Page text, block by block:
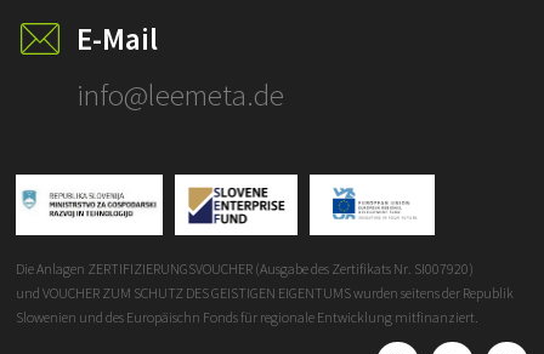
E-Mail
info@leemeta.de
Die Anlagen ZERTIFIZIERUNGSVOUCHER (Ausgabe des Zertifikats Nr. SI007920)
und VOUCHER ZUM SCHUTZ DES GEISTIGEN EIGENTUMS wurden seitens der Republik
Slowenien und des Europäischn Fonds für regionale Entwicklung mitfinanziert.